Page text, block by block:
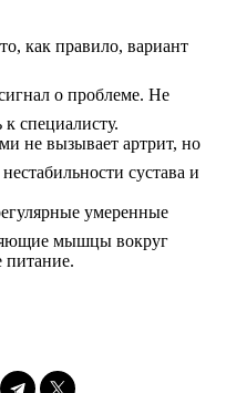
как правило, вариант
о проблеме. Не
специалисту.
не вызывает артрит, но
сустава и
умеренные
мышцы вокруг
питание.